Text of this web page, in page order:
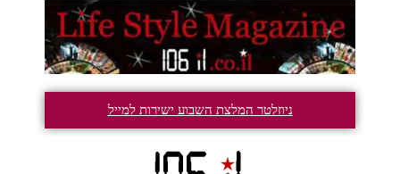
ניוזלטר המלצת השבוע ישירות למייל